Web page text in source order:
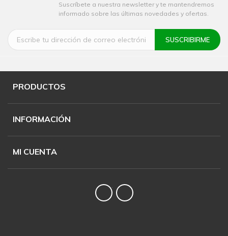
Suscríbete a nuestra newsletter y te mantendremos
informado sobre las últimas novedades y ofertas.
PRODUCTOS
INFORMACIÓN
MI CUENTA
TwitterYouTube